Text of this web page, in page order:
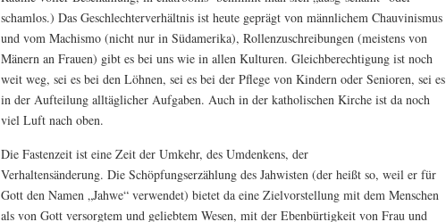
schamlos.) Das Geschlechterverhältnis ist heute geprägt von männlichem Chauvinismus
und vom Machismo (nicht nur in Südamerika), Rollenzuschreibungen (meistens von
Mänern an Frauen) gibt es bei uns wie in allen Kulturen. Gleichberechtigung ist noch
weit weg, sei es bei den Löhnen, sei es bei der Pflege von Kindern oder Senioren, sei es
in der Aufteilung alltäglicher Aufgaben. Auch in der katholischen Kirche ist da noch
viel Luft nach oben.
Die Fastenzeit ist eine Zeit der Umkehr, des Umdenkens, der
Verhaltensänderung. Die Schöpfungserzählung des Jahwisten (der heißt so, weil er für
Gott den Namen „Jahwe“ verwendet) bietet da eine Zielvorstellung mit dem Menschen
als von Gott versorgtem und geliebtem Wesen, mit der Ebenbürtigkeit von Frau und